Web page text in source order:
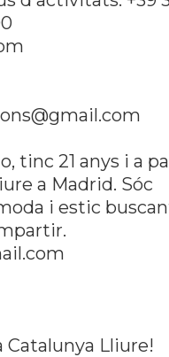
tinc 21 anys i a
a Madrid. Sóc
i estic
Catalunya Lliure!